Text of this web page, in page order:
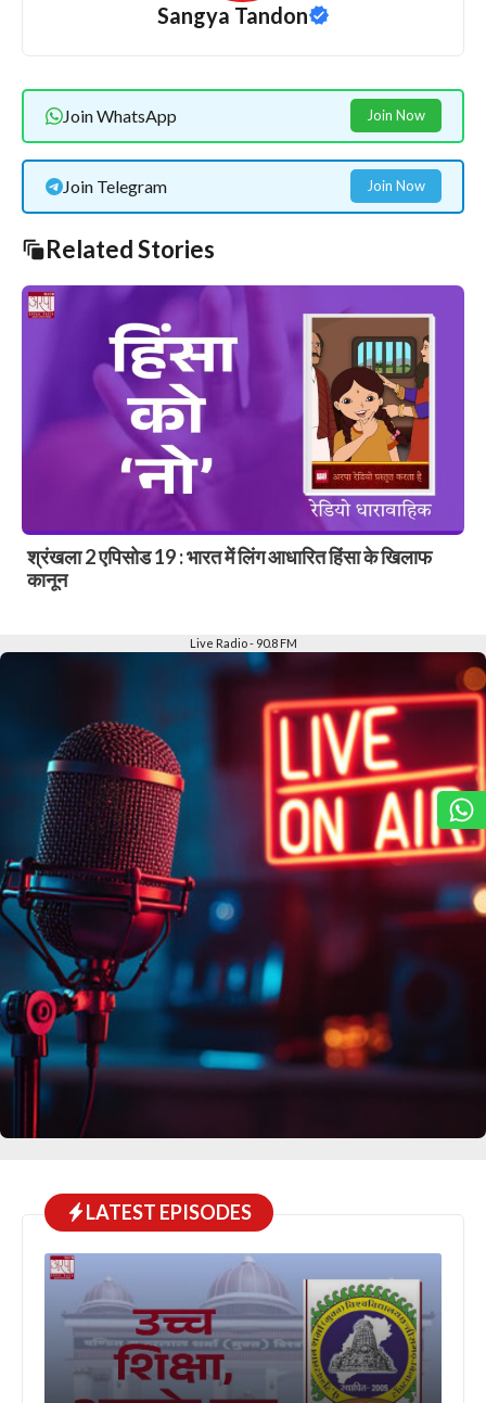
Sangya Tandon
Join WhatsApp Join Now
Join Telegram Join Now
Related Stories
श्रंखला 2 एपिसोड 19 : भारत में लिंग आधारित हिंसा के खिलाफ
कानून
Live Radio - 90.8 FM
LATEST EPISODES